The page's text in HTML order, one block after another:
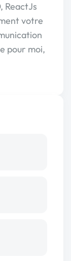
ReactJs
votre
pour moi,